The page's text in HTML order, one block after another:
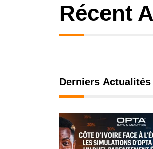
Récent
Derniers Actualités